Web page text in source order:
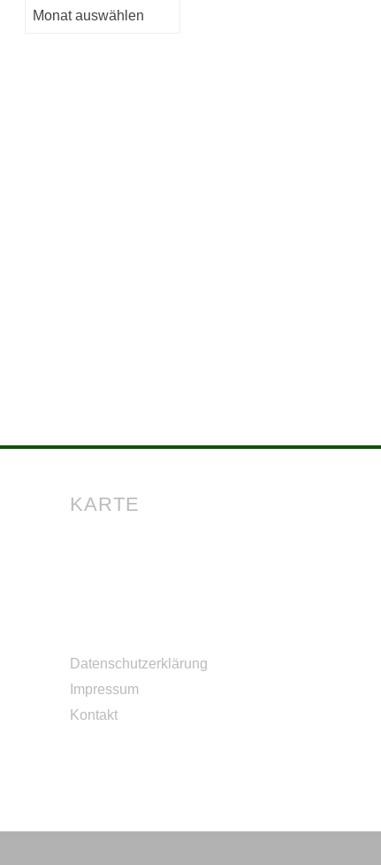
Archive
KARTE
Datenschutzerklärung
Impressum
Kontakt